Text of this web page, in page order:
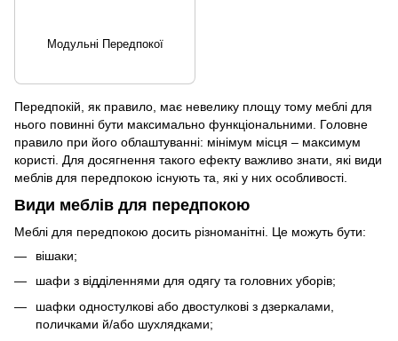
Передпокій, як правило, має невелику площу тому меблі для
нього повинні бути максимально функціональними. Головне
правило при його облаштуванні: мінімум місця – максимум
користі. Для досягнення такого ефекту важливо знати, які види
меблів для передпокою існують та, які у них особливості.
Види меблів для передпокою
Меблі для передпокою досить різноманітні. Це можуть бути:
вішаки;
шафи з відділеннями для одягу та головних уборів;
шафки одностулкові або двостулкові з дзеркалами,
поличками й/або шухлядками;
Модульні Передпокої